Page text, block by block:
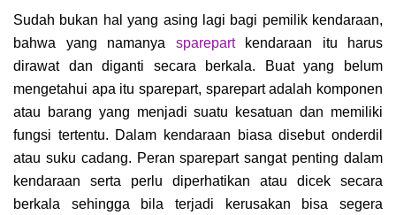
Sudah bukan hal yang asing lagi bagi pemilik kendaraan,
bahwa yang namanya sparepartkendaraan itu harus
dirawat dan diganti secara berkala. Buat yang belum
mengetahui apa itu sparepart, sparepart adalah komponen
atau barang yang menjadi suatu kesatuan dan memiliki
fungsi tertentu. Dalam kendaraan biasa disebut onderdil
atau suku cadang. Peran sparepart sangat penting dalam
kendaraan serta perlu diperhatikan atau dicek secara
berkala sehingga bila terjadi kerusakan bisa segera